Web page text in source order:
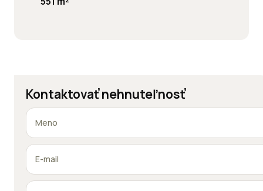
Kontaktovať nehnuteľnosť